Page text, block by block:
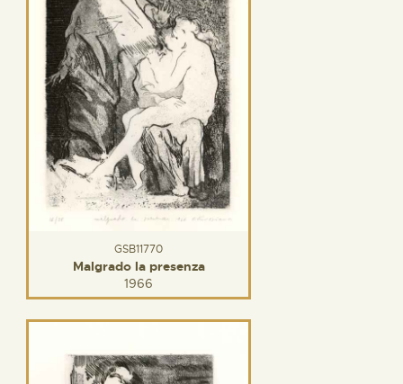
GSB11770
Malgrado la presenza
1966